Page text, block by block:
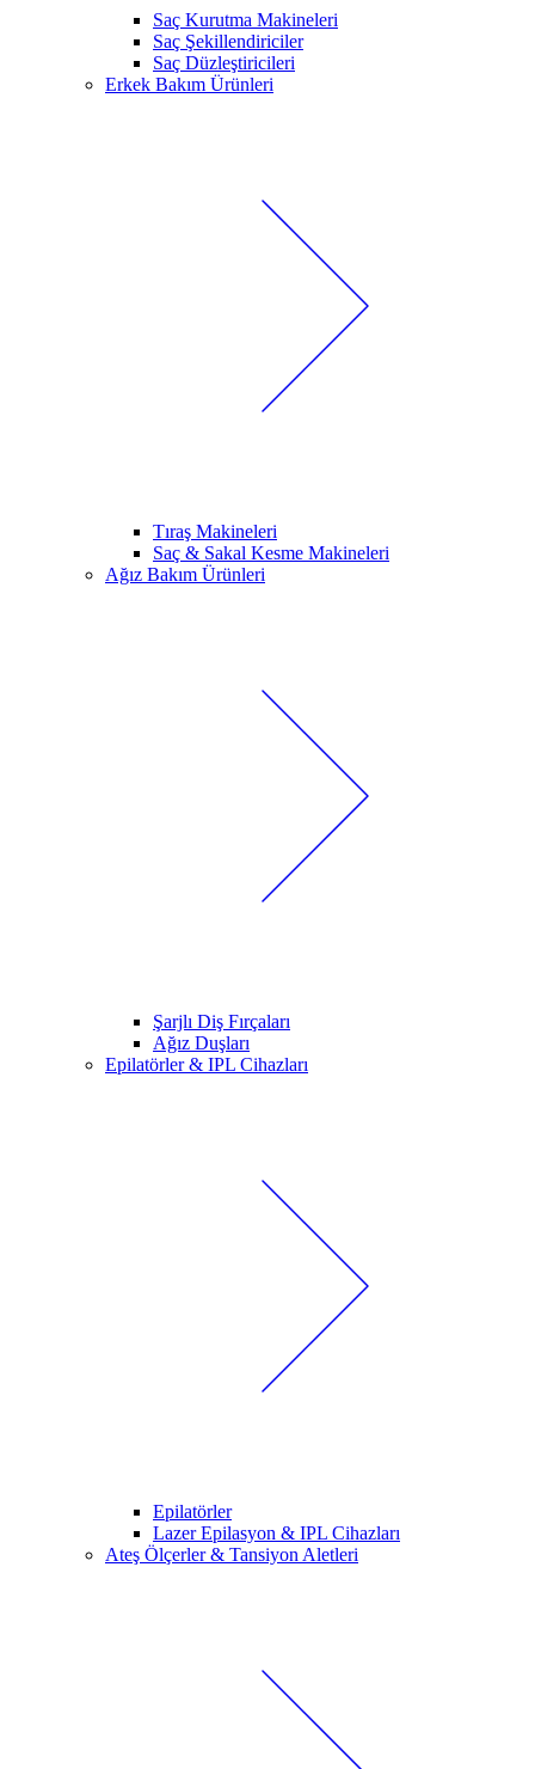
Saç Kurutma Makineleri
Saç Şekillendiriciler
Saç Düzleştiricileri
Erkek Bakım Ürünleri
Tıraş Makineleri
Saç & Sakal Kesme Makineleri
Ağız Bakım Ürünleri
Şarjlı Diş Fırçaları
Ağız Duşları
Epilatörler & IPL Cihazları
Epilatörler
Lazer Epilasyon & IPL Cihazları
Ateş Ölçerler & Tansiyon Aletleri